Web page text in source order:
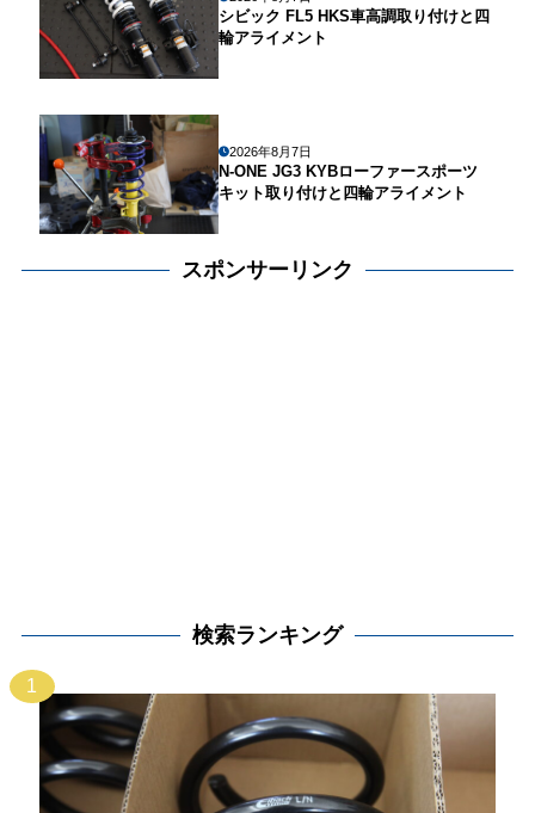
シビック FL5 HKS車高調取り付けと四
輪アライメント
2026年8月7日
N-ONE JG3 KYBローファースポーツ
キット取り付けと四輪アライメント
スポンサーリンク
検索ランキング
1